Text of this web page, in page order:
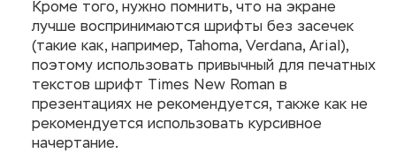
Кроме того, нужно помнить, что на экране
лучше воспринимаются шрифты без засечек
(такие как, например, Tahoma, Verdana, Arial),
поэтому использовать привычный для печатных
текстов шрифт Times New Roman в
презентациях не рекомендуется, также как не
рекомендуется использовать курсивное
начертание.